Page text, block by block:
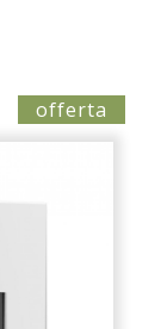
offerta